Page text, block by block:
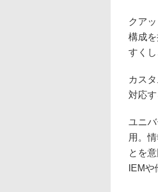
クア
構成
すく
カス
対応す
ユニ
用。
とを
IEM